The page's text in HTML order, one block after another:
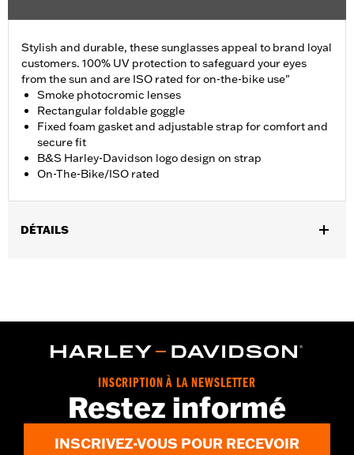
Stylish and durable, these sunglasses appeal to brand loyal
customers. 100% UV protection to safeguard your eyes
from the sun and are ISO rated for on-the-bike use"
Smoke photocromic lenses
Rectangular foldable goggle
Fixed foam gasket and adjustable strap for comfort and
secure fit
B&S Harley-Davidson logo design on strap
On-The-Bike/ISO rated
DÉTAILS
Origin:Imported
Dimension Description:
INSCRIPTION À LA NEWSLETTER
Restez informé
INSCRIVEZ-VOUS POUR RECEVOIR